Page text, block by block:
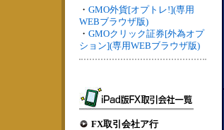
・ GMO外貨[オプトレ!](専用
WEBブラウザ版)
・ GMOクリック証券[外為オプ
ション](専用WEBブラウザ版)
FX取引会社ア行